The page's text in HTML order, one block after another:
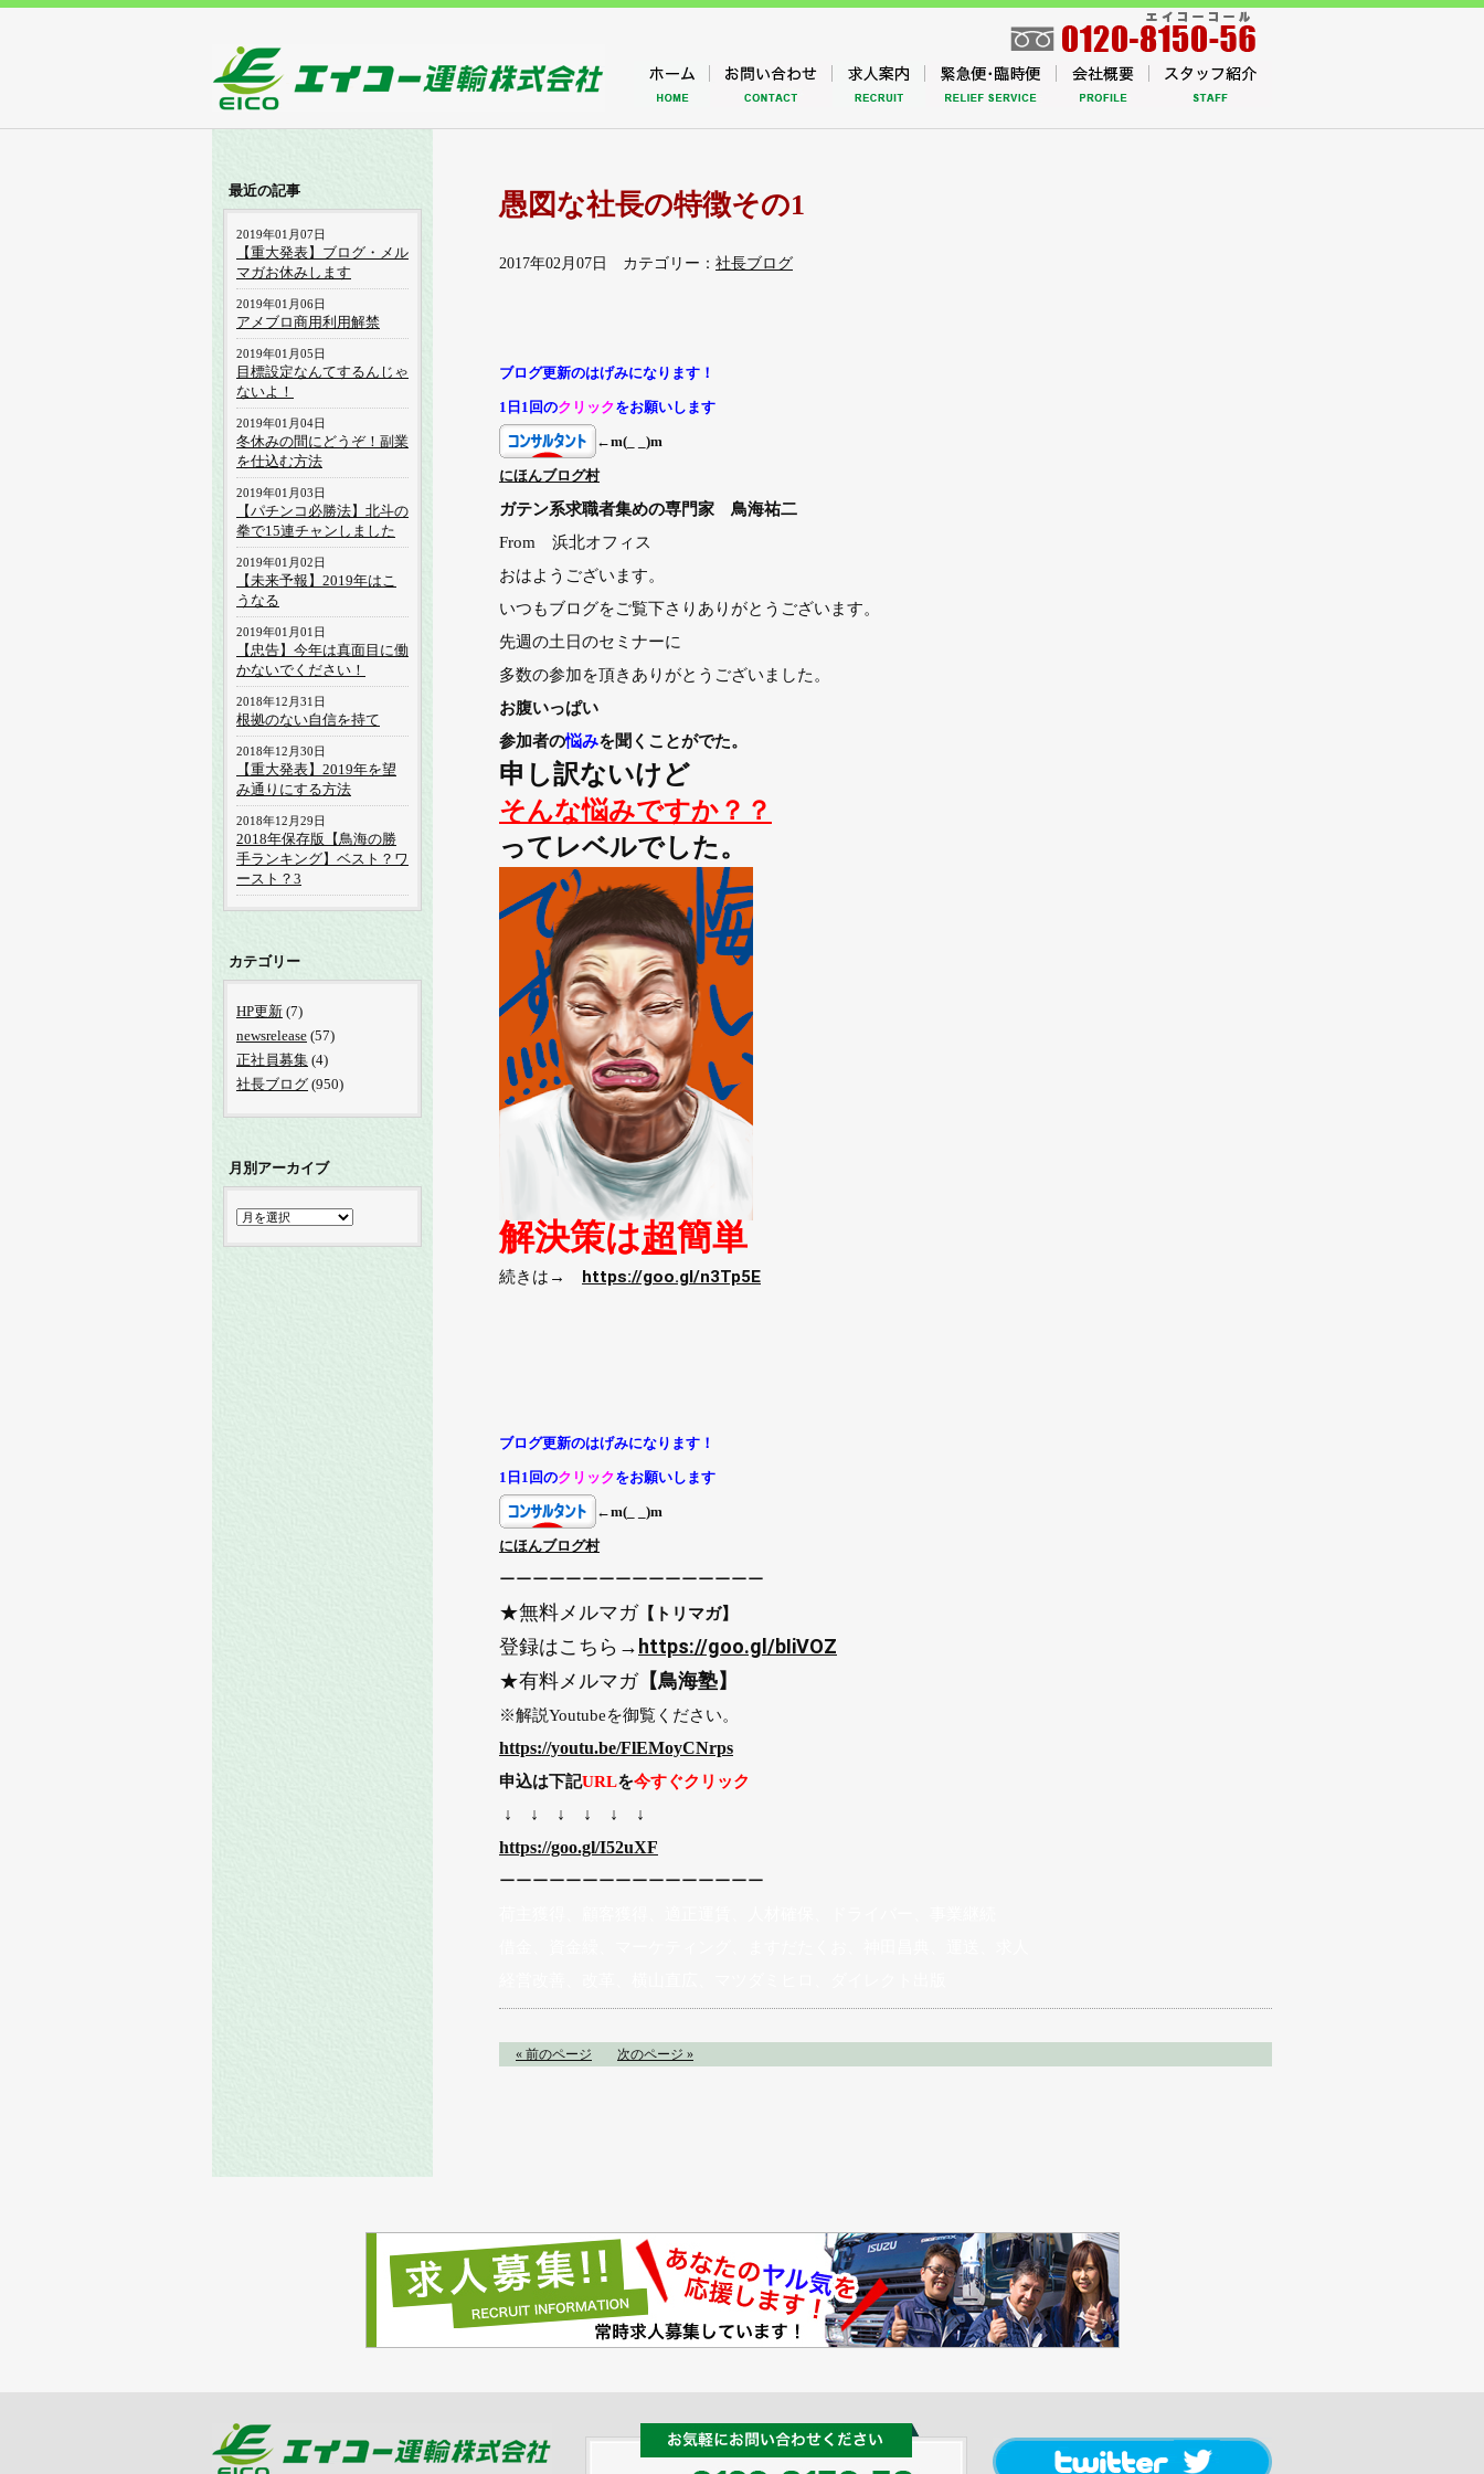
愚図な社長の特徴その1
2017年02月07日 カテゴリー： 社長ブログ
ブログ更新のはげみになります！
1日1回のクリックをお願いします
←m(_ _)m
にほんブログ村
ガテン系求職者集めの専門家 鳥海祐二
From 浜北オフィス
おはようございます。
いつもブログをご覧下さりありがとうございます。
先週の土日のセミナーに
多数の参加を頂きありがとうございました。
お腹いっぱい
参加者の悩みを聞くことがでた。
申し訳ないけど
そんな悩みですか？？
ってレベルでした。
解決策は超簡単
続きは→ https://goo.gl/n3Tp5E
ブログ更新のはげみになります！
1日1回のクリックをお願いします
←m(_ _)m
にほんブログ村
ーーーーーーーーーーーーーーーー
★無料メルマガ【トリマガ】
登録はこちら→ https://goo.gl/bIiVOZ
★有料メルマガ【鳥海塾】
※解説Youtubeを御覧ください。
https://youtu.be/FlEMoyCNrps
申込は下記URLを今すぐクリック
↓
↓ ↓ ↓ ↓ ↓
https://goo.gl/I52uXF
ーーーーーーーーーーーーーーーー
« 前のページ 次のページ »
最近の記事
2019年01月07日
【重大発表】ブログ・メル
マガお休みします
2019年01月06日
アメブロ商用利用解禁
2019年01月05日
目標設定なんてするんじゃ
ないよ！
2019年01月04日
冬休みの間にどうぞ！副業
を仕込む方法
2019年01月03日
【パチンコ必勝法】北斗の
拳で15連チャンしました
2019年01月02日
【未来予報】2019年はこ
うなる
2019年01月01日
【忠告】今年は真面目に働
かないでください！
2018年12月31日
根拠のない自信を持て
2018年12月30日
【重大発表】2019年を望
み通りにする方法
2018年12月29日
2018年保存版【鳥海の勝
手ランキング】ベスト？ワ
ースト？3
カテゴリー
HP更新 (7)
newsrelease (57)
正社員募集 (4)
社長ブログ (950)
月別アーカイブ